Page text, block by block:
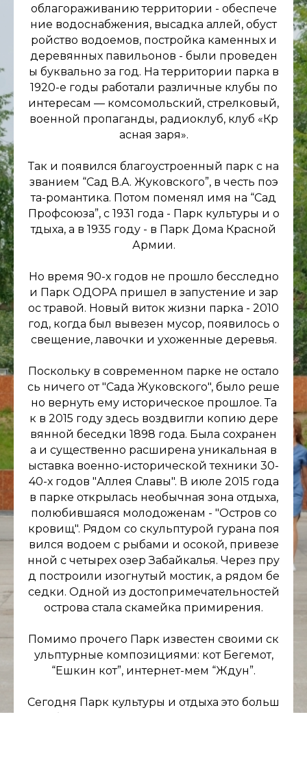
облагораживанию территории - обеспече
ние водоснабжения, высадка аллей, обуст
ройство водоемов, постройка каменных и
деревянных павильонов - были проведен
ы буквально за год. На территории парка в
1920-е годы работали различные клубы по
интересам — комсомольский, стрелковый,
военной пропаганды, радиоклуб, клуб «Кр
асная заря».
Так и появился благоустроенный парк с на
званием “Сад В.А. Жуковского”, в честь поэ
та-романтика. Потом поменял имя на “Сад
Профсоюза”, с 1931 года - Парк культуры и о
тдыха, а в 1935 году - в Парк Дома Красной
Армии.
Но время 90-х годов не прошло бесследно
и Парк ОДОРА пришел в запустение и зар
ос травой. Новый виток жизни парка - 2010
год, когда был вывезен мусор, появилось о
свещение, лавочки и ухоженные деревья.
Поскольку в современном парке не остало
сь ничего от "Сада Жуковского", было реше
но вернуть ему историческое прошлое. Та
к в 2015 году здесь воздвигли копию дере
вянной беседки 1898 года. Была сохранен
а и существенно расширена уникальная в
ыставка военно-исторической техники 30-
40-х годов "Аллея Славы". В июле 2015 года
в парке открылась необычная зона отдыха,
полюбившаяся молодоженам - "Остров со
кровищ". Рядом со скульптурой гурана поя
вился водоем с рыбами и осокой, привезе
нной с четырех озер Забайкалья. Через пру
д построили изогнутый мостик, а рядом бе
седки. Одной из достопримечательностей
острова стала скамейка примирения.
Помимо прочего Парк известен своими ск
ульптурные композициями: кот Бегемот,
“Ешкин кот”, интернет-мем “Ждун”.
Сегодня Парк культуры и отдыха это больш